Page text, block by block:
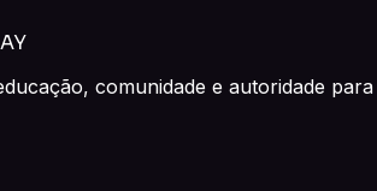
comunidade e autoridade